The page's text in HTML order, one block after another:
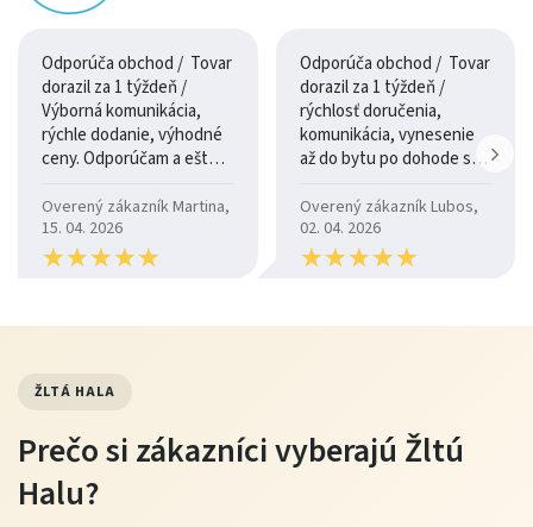
praktické usporiadanie vecí a zároveň umožnila ich
estetické vystavenie. Kombinácia uzavretého a
preskleného priestoru zvyšuje jej funkčnosť.
Je ideálna na organizáciu predmetov, ktoré chcete mať
po ruke aj na očiach.
Vďaka preskleným častiam opticky odľahčuje priestor a
Ľahko sa kombinuje s ostatným nábytkom v rovnakej
alebo kontrastnej farbe.
Odporúča obchod / Tovar
dorazil za 1 týždeň /
Výborná komunikácia,
rýchle dodanie, výhodné
ceny. Odporúčam a ešte
Overený zákazník Martina,
15. 04. 2026
★★★★★
★★★★★
Odporúča obchod / Tovar
dorazil za 1 týždeň /
rýchlosť doručenia,
komunikácia, vynesenie
až do bytu po dohode so
Overený zákazník Lubos,
02. 04. 2026
★★★★★
★★★★★
ŽLTÁ HALA
Prečo si zákazníci vyberajú Žltú
Halu?